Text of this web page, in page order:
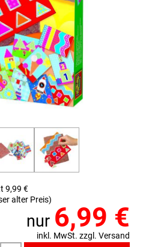
9,99 €
alter Preis)
nur 6,99 €
inkl. MwSt. zzgl. Versand